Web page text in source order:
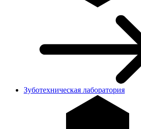
Зуботехническая лаборатория